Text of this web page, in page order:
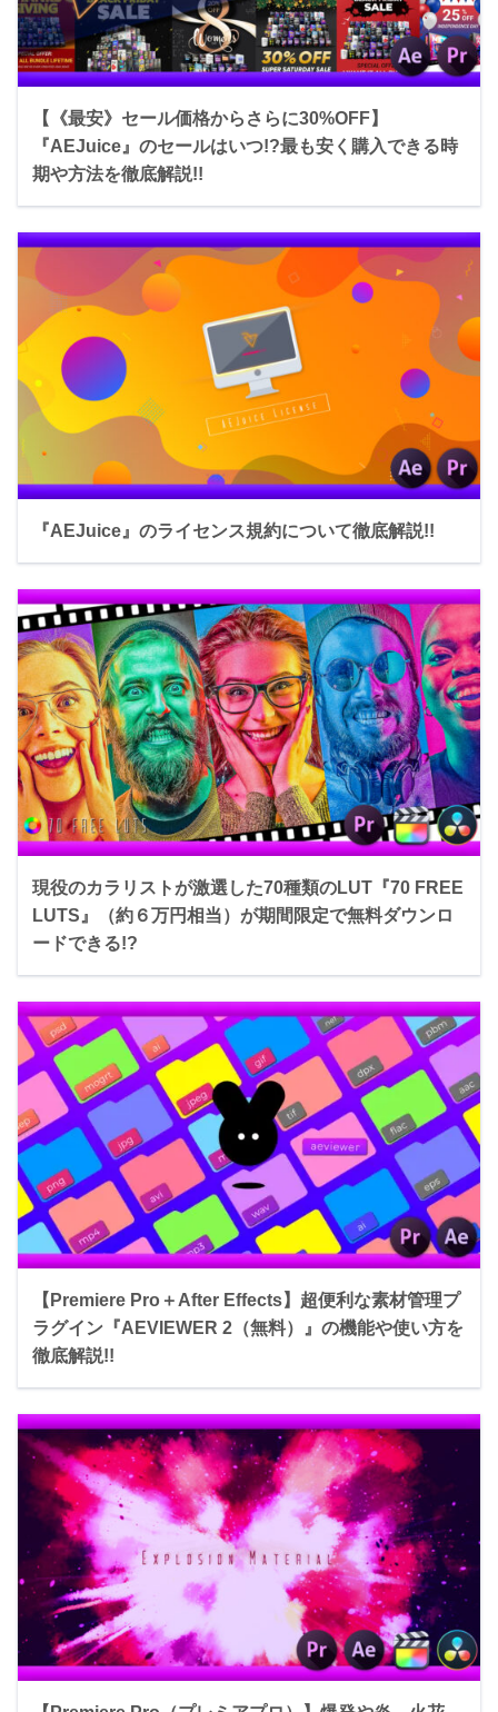
【《最安》セール価格からさらに30%OFF】
『AEJuice』のセールはいつ!?最も安く購入できる時
期や方法を徹底解説!!
『AEJuice』のライセンス規約について徹底解説!!
現役のカラリストが激選した70種類のLUT『70 FREE
LUTS』（約６万円相当）が期間限定で無料ダウンロ
ードできる!?
【Premiere Pro＋After Effects】超便利な素材管理プ
ラグイン『AEVIEWER 2（無料）』の機能や使い方を
徹底解説!!